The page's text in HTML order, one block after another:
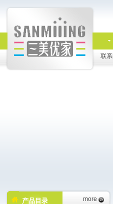
联
产品目录 more